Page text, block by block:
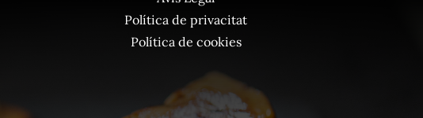
Política de privacitat
Política de cookies